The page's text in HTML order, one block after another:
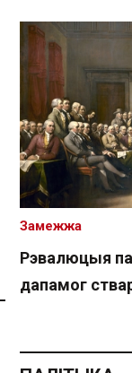
Рэвалюцыя
дапамог
Замежжа